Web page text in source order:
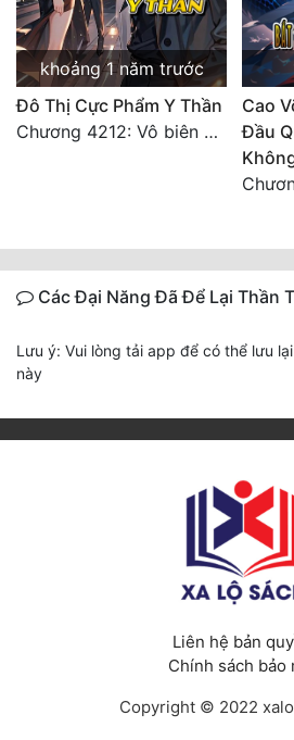
khoảng 1 năm trước
Đô Thị Cực Phẩm Y Thần
Chương 4212: Vô biên hắc ám
Cao
Đầu
Các Đại Năng Đã Để Lại Thần
Lưu ý: Vui lòng tải app để có thể lưu
này
Liên hệ bản
Chính sách bảo
Copyright © 2022